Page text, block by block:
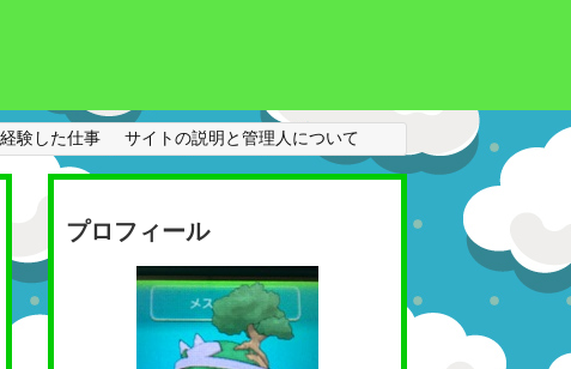
験した仕事 サイトの説明と管理人について
プロフィール